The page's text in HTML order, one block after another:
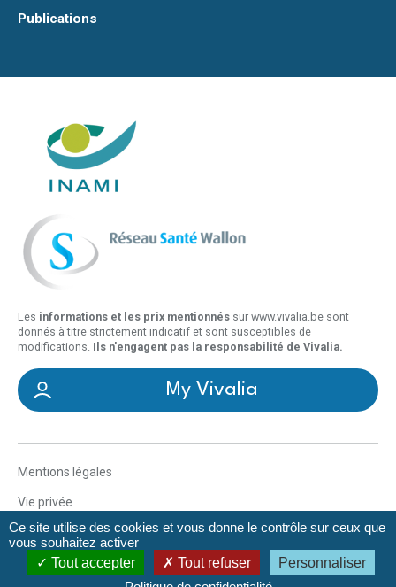
Publications
Les informations et les prix mentionnés sur www.vivalia.be sont
donnés à titre strictement indicatif et sont susceptibles de
modifications. Ils n'engagent pas la responsabilité de Vivalia.
My Vivalia
Mentions légales
Vie privée
Déclaration d’accessibilité
Gestionnaire de cookies
Ce site utilise des cookies et vous donne le contrôle sur ceux que
vous souhaitez activer
Tout accepter
Tout refuser
Personnaliser